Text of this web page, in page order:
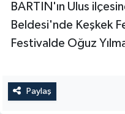
BARTIN'ın Ulus
Beldesi'nde Keşkek
Festivalde Oğuz
Paylaş